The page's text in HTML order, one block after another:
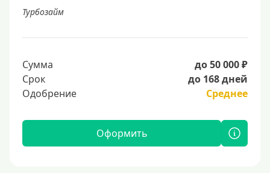
Турбозайм
Сумма
до 50 000 ₽
Срок
до 168 дней
Одобрение
Среднее
Оформить